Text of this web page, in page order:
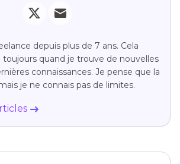
depuis plus de 7 ans. Cela
quand je trouve de nouvelles
connaissances. Je pense que la
je ne connais pas de limites.